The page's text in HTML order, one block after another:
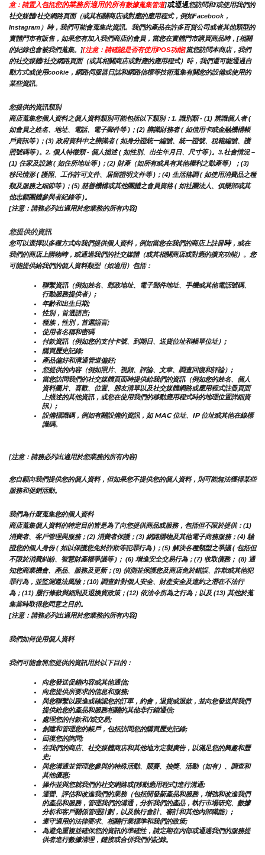
意：請置入包括您的業務所適用的所有數據蒐集管道]或通過您訪問和/或使用我們的
社交媒體/社交網路頁面（或其相關商店或對應的應用程式，例如Facebook，
Instagram）時，我們可能會蒐集此資訊。我們的產品在許多百貨公司或者其他類型的
實體門市有販售，如果您有加入我們商店的會員，當您在實體門市購買商品時，[相關
的紀錄也會被我們蒐集。][注意：請確認是否有使用POS功能]當您訪問本商店，我們
的社交媒體/社交網路頁面（或其相關商店或對應的應用程式）時，我們還可能通過自
動方式或使用cookie，網路伺服器日誌和網路信標等技術蒐集有關您的設備或使用的
某些資訊。
您提供的資訊類別
商店蒐集您個人資料之個人資料類別可能包括以下類別：1. 識別類 - (1) 辨識個人者 (
如會員之姓名、地址、電話、電子郵件等 )；(2) 辨識財務者 ( 如信用卡或金融機構帳
戶資訊等 )；(3) 政府資料中之辨識者 ( 如身分證統一編號、統一證號、稅籍編號、護
照號碼等 )。2. 個人特徵類 - 個人描述 ( 如性別、出生年月日、尺寸等 )。3.社會情況 –
(1) 住家及設施 ( 如住所地址等 )；(2) 財產（如所有或具有其他權利之動產等）；(3)
移民情形 ( 護照、工作許可文件、居留證明文件等 )；(4) 生活格調 ( 如使用消費品之種
類及服務之細節等 )；(5) 慈善機構或其他團體之會員資格 ( 如社團法人、俱樂部或其
他志願團體參與者紀錄等 )。
[注意：請務必列出適用於您業務的所有內容]
您提供的資訊
您可以選擇以多種方式向我們提供個人資料，例如當您在我們的商店上註冊時，或在
我們的商店上購物時，或通過我們的社交媒體（或其相關商店或對應的擴充功能）。您
可能提供給我們的個人資料類型（如適用）包括：
聯繫資訊（例如姓名、郵政地址、電子郵件地址、手機或其他電話號碼、
行動服務提供者）;
年齡和出生日期;
性別，首選語言;
種族，性別，首選語言;
使用者名稱和密碼
付款資訊（例如您的支付卡號、到期日、送貨位址和帳單位址）;
購買歷史記錄;
產品偏好和溝通管道偏好;
您提供的內容（例如照片、視頻、評論、文章、調查回復和評論）;
當您訪問我們的社交媒體頁面時提供給我們的資訊（例如您的姓名、個人
資料圖片、喜歡、位置、朋友清單以及社交媒體網路或應用程式註冊頁面
上描述的其他資訊，或您在使用我們的移動應用程式時的地理位置詳細資
訊）;
設備標識碼，例如有關設備的資訊，如 MAC 位址、IP 位址或其他在線標
識碼。
[注意：請務必列出適用於您業務的所有內容]
您自願向我們提供您的個人資料，但如果您不提供您的個人資料，則可能無法獲得某些
服務和促銷活動。
我們為什麼蒐集您的個人資料
商店蒐集個人資料的特定目的皆是為了向您提供商品或服務，包括但不限於提供：(1)
消費者、客戶管理與服務；(2) 消費者保護；(3) 網路購物及其他電子商務服務；(4) 驗
證您的個人身份 ( 如以保護您免於詐欺等犯罪行為 )；(5) 解決各種類型之爭議 ( 包括但
不限於消費糾紛、智慧財產權爭議等 )； (6) 增進安全交易行為；(7) 收取債務； (8) 通
知您商業機會、產品、服務及更新；(9) 偵測並保護您及商店免於錯誤、詐欺或其他犯
罪行為，並監測遵法風險；(10) 調查針對個人安全、財產安全及違約之潛在不法行
為；(11) 履行條款與細則及退換貨政策；(12) 依法令所為之行為；以及 (13) 其他於蒐
集當時取得您同意之目的。
[注意：請務必列出適用於您業務的所有內容]
我們如何使用個人資料
我們可能會將您提供的資訊用於以下目的：
向您發送促銷內容或其他通信;
向您提供所要求的信息和服務;
與您聯繫以跟進或確認您的訂單，約會，退貨或退款，並向您發送與我們
提供給您的產品和服務相關的其他非行銷通信;
處理您的付款和/或交易;
創建和管理您的帳戶，包括訪問您的購買歷史記錄;
回復您的詢問;
在我們的商店、社交媒體商店和其他地方定製廣告，以滿足您的興趣和歷
史;
與您溝通並管理您參與的特殊活動、競賽、抽獎、活動（如有）、調查和
其他優惠;
操作並與您就我們的社交網路或[移動應用程式]進行溝通;
運營、評估和改進我們的業務（包括開發新產品和服務，增強和改進我們
的產品和服務，管理我們的溝通，分析我們的產品，執行市場研究、數據
分析和客戶關係管理計劃，以及執行會計、審計和其他內部職能）;
遵守適用的法律要求、相關行業標準和我們的政策;
為避免重複並確保您的資訊的準確性，請定期在內部或通過我們的服務提
供者進行數據清理，鏈接或合併我們的記錄。